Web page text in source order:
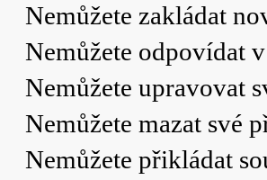
Nemůžete zakládat
Nemůžete odpovídat
Nemůžete upravovat
Nemůžete mazat své
Nemůžete přikládat